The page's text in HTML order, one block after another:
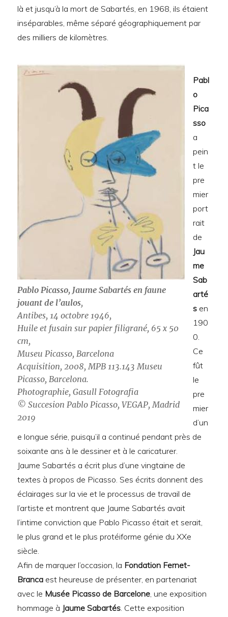
là et jusqu’à la mort de Sabartés, en 1968, ils étaient
inséparables, même séparé géographiquement par
des milliers de kilomètres.
Pablo Picasso, Jaume Sabartés en faune
jouant de l’aulos,
Antibes, 14 octobre 1946,
Huile et fusain sur papier filigrané, 65 x 50
cm,
Museu Picasso, Barcelona
Acquisition, 2008, MPB 113.143 Museu
Picasso, Barcelona.
Photographie, Gasull Fotografia
© Succesion Pablo Picasso, VEGAP, Madrid
2019
Pabl
o
Pica
sso
a
pein
t le
pre
mier
port
rait
de
Jau
me
Sab
arté
s en
190
0.
Ce
fût
le
pre
mier
d’un
e longue série, puisqu’il a continué pendant près de
soixante ans à le dessiner et à le caricaturer.
Jaume Sabartés a écrit plus d’une vingtaine de
textes à propos de Picasso. Ses écrits donnent des
éclairages sur la vie et le processus de travail de
l’artiste et montrent que Jaume Sabartés avait
l’intime conviction que Pablo Picasso était et serait,
le plus grand et le plus protéiforme génie du XXe
siècle.
Afin de marquer l’occasion, la Fondation Fernet-
Branca est heureuse de présenter, en partenariat
avec le Musée Picasso de Barcelone , une exposition
hommage à Jaume Sabartés . Cette exposition